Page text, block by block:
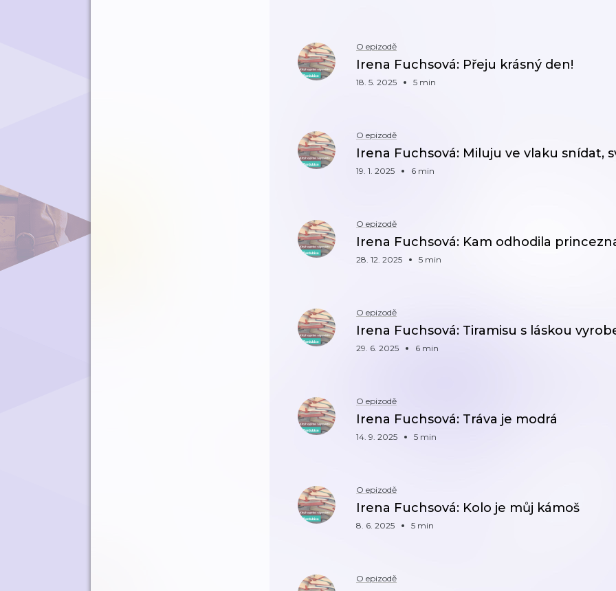
O epizodě
Irena Fuchsová: Přeju krásný den!
18. 5. 2025 5 min
O epizodě
Irena Fuchsová: Miluju ve vlaku snídat,
19. 1. 2025 6 min
O epizodě
Irena Fuchsová: Kam odhodila
28. 12. 2025 5 min
O epizodě
Irena Fuchsová: Tiramisu s láskou
29. 6. 2025 6 min
O epizodě
Irena Fuchsová: Tráva je modrá
14. 9. 2025 5 min
O epizodě
Irena Fuchsová: Kolo je můj kámoš
8. 6. 2025 5 min
O epizodě